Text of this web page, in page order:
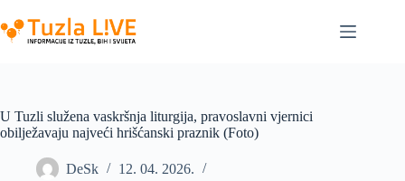
to
content
U Tuzli služena vaskršnja liturgija, pravoslavni vjernici
obilježavaju najveći hrišćanski praznik (Foto)
DeSk
12. 04. 2026.